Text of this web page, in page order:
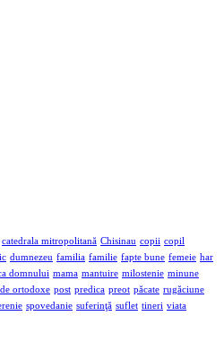
catedrala mitropolitană Chisinau copii copil
dumnezeu familia familie fapte bune femeie har
domnului mama mantuire milostenie minune
ortodoxe post predica preot păcate rugăciune
spovedanie suferinţă suflet tineri viata